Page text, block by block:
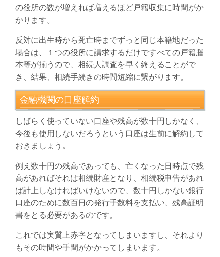
の役所の数が増えれば増えるほど戸籍収集に時間がか
かります。
反対に出生時から死亡時までずっと同じ本籍地だった
場合は、１つの役所に請求するだけですべての戸籍謄
本等が揃うので、相続人調査を早く終えることがで
き、結果、相続手続きの時間短縮に繋がります。
金融機関の口座解約
しばらく使っていない口座や残高が数十円しかなく、
今後も使用しないだろうという口座は生前に解約して
おきましょう。
例え数十円の残高であっても、亡くなった日時点で残
高があればそれは相続財産となり、相続税申告があれ
ば計上しなければいけないので、数十円しかない銀行
口座のために数百円の発行手数料を支払い、残高証明
書をとる必要があるのです。
これでは実質上赤字となってしまいますし、それより
もその時間や手間がかかってしまいます。